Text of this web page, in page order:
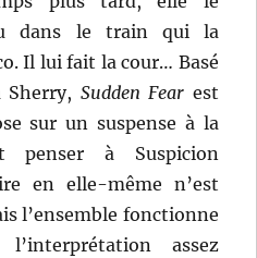
dans le train qui la
Il lui fait la cour… Basé
Sherry, Sudden Fear est
sur un suspense à la
penser à Suspicion
en elle-même n’est
l’ensemble fonctionne
assez